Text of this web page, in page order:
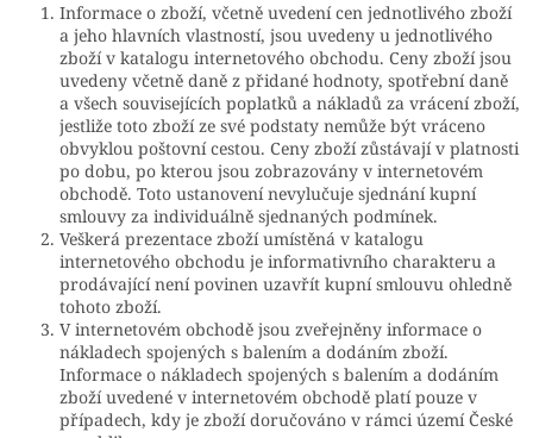
Informace o zboží, včetně uvedení cen jednotlivého zboží
a jeho hlavních vlastností, jsou uvedeny u jednotlivého
zboží v katalogu internetového obchodu. Ceny zboží jsou
uvedeny včetně daně z přidané hodnoty, spotřební daně
a všech souvisejících poplatků a nákladů za vrácení zboží,
jestliže toto zboží ze své podstaty nemůže být vráceno
obvyklou poštovní cestou. Ceny zboží zůstávají v platnosti
po dobu, po kterou jsou zobrazovány v internetovém
obchodě. Toto ustanovení nevylučuje sjednání kupní
smlouvy za individuálně sjednaných podmínek.
Veškerá prezentace zboží umístěná v katalogu
internetového obchodu je informativního charakteru a
prodávající není povinen uzavřít kupní smlouvu ohledně
tohoto zboží.
V internetovém obchodě jsou zveřejněny informace o
nákladech spojených s balením a dodáním zboží.
Informace o nákladech spojených s balením a dodáním
zboží uvedené v internetovém obchodě platí pouze v
případech, kdy je zboží doručováno v rámci území České